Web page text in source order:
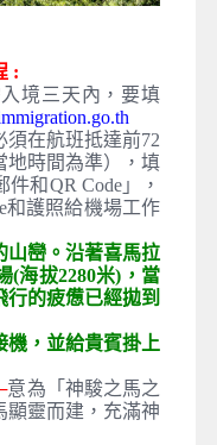
:
境三天內，要填
在航班抵達前72
地時間為準），填
和QR Code」，
和護照給機場工作
山巒。沿著喜馬拉
(海拔2280米)，當
的疲憊已經拋到
機，並給貴賓掛上
意為「神駿之馬之
顯靈而建，充滿神